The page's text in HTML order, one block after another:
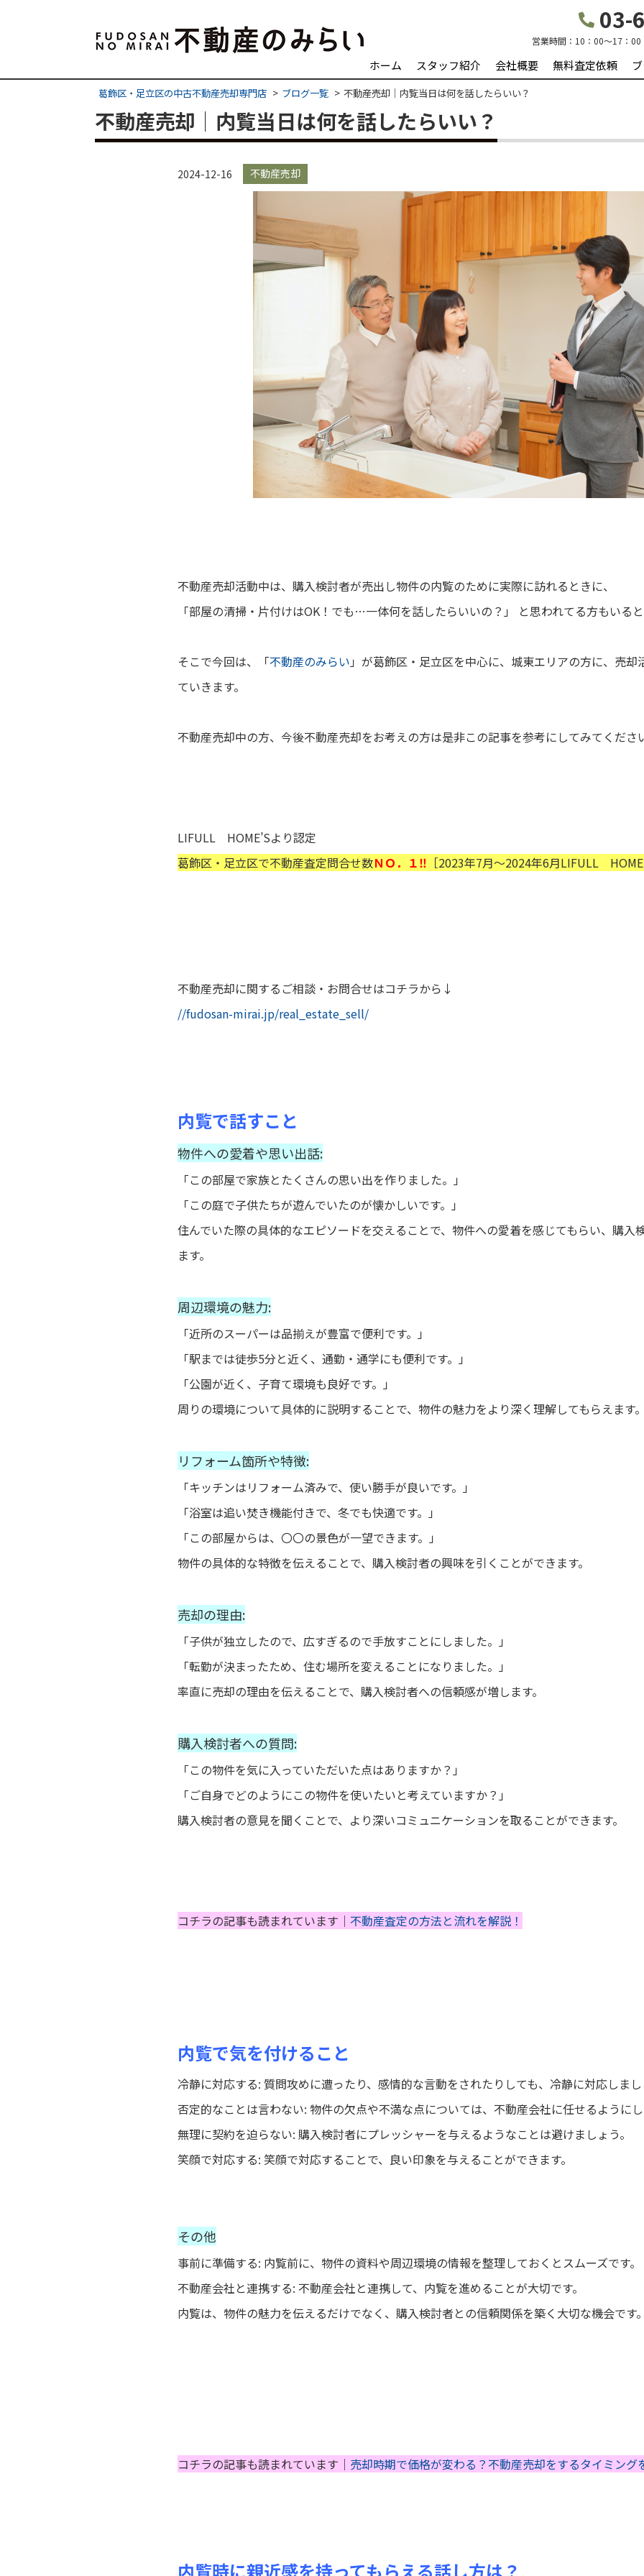
03-
営業時間： 10：00～17：00
ホーム スタッフ紹介 会社概要 無料査定依頼
葛飾区・足立区の中古不動産売却専門店 ブログ一覧 不動産売却｜内覧当日は何を話したらいい？
不動産売却｜内覧当日は何を話したらいい？
2024-12-16 不動産売却
不動産売却活動中は、購入検討者が売出し物件の内覧のために実際に訪れるときに、
「部屋の清掃・片付けはOK！でも…一体何を話したらいいの？」 と思われてる方もいると
そこで今回は、 「不動産のみらい 」が葛飾区・足立区を中心に、城東エリアの方に、 売却
ていきます。
不動産売却中の方、今後不動産売却をお考えの方は是非この記事を参考にしてみてくださ
LIFULL HOME’Sより認定
葛飾区・足立区で不動産査定問合せ数ＮＯ．１‼ ［2023年7月～2024年6月LIFULL
不動産売却に関するご相談・お問合せはコチラから↓
//fudosan-mirai.jp/real_estate_sell/
内覧で話すこと
物件への愛着や思い出話:
「この部屋で家族とたくさんの思い出を作りました。」
「この庭で子供たちが遊んでいたのが懐かしいです。」
住んでいた際の具体的なエピソードを交えることで、物件への愛着を感じてもらい、購入
ます。
周辺環境の魅力:
「近所のスーパーは品揃えが豊富で便利です。」
「駅までは徒歩5分と近く、通勤・通学にも便利です。」
「公園が近く、子育て環境も良好です。」
周りの環境について具体的に説明することで、物件の魅力をより深く理解してもらえます。
リフォーム箇所や特徴:
「キッチンはリフォーム済みで、使い勝手が良いです。」
「浴室は追い焚き機能付きで、冬でも快適です。」
「この部屋からは、〇〇の景色が一望できます。」
物件の具体的な特徴を伝えることで、購入検討者の興味を引くことができます。
売却の理由:
「子供が独立したので、広すぎるので手放すことにしました。」
「転勤が決まったため、住む場所を変えることになりました。」
率直に売却の理由を伝えることで、購入検討者への信頼感が増します。
購入検討者への質問:
「この物件を気に入っていただいた点はありますか？」
「ご自身でどのようにこの物件を使いたいと考えていますか？」
購入検討者の意見を聞くことで、より深いコミュニケーションを取ることができます。
コチラの記事も読まれています｜ 不動産査定の方法と流れを解説！
内覧で気を付けること
冷静に対応する: 質問攻めに遭ったり、感情的な言動をされたりしても、冷静に対応しまし
否定的なことは言わない: 物件の欠点や不満な点については、不動産会社に任せるようにし
無理に契約を迫らない: 購入検討者にプレッシャーを与えるようなことは避けましょう。
笑顔で対応する: 笑顔で対応することで、良い印象を与えることができます。
その他
事前に準備する: 内覧前に、物件の資料や周辺環境の情報を整理しておくとスムーズです。
不動産会社と連携する: 不動産会社と連携して、内覧を進めることが大切です。
内覧は、物件の魅力を伝えるだけでなく、購入検討者との信頼関係を築く大切な機会です。
コチラの記事も読まれています｜ 売却時期で価格が変わる？不動産売却をするタイミング
内覧時に親近感を持ってもらえる話し方は？